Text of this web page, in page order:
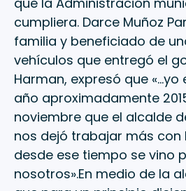
cumpliera. Darce Muñoz
familia y beneficiado de
vehículos que entregó el
Harman, expresó que «…yo
año aproximadamente
noviembre que el alcalde
nos dejó trabajar más con
desde ese tiempo se vino
nosotros».En medio de la